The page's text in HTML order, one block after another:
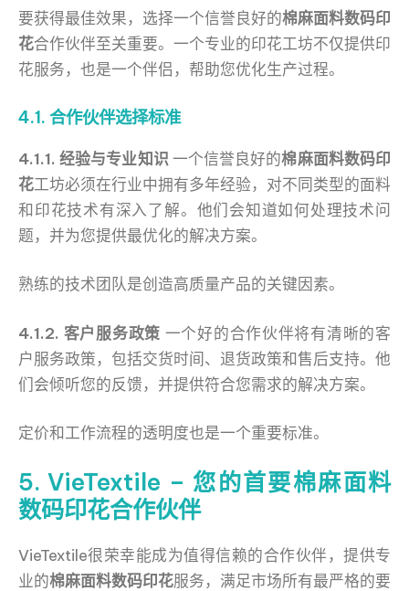
要获得最佳效果，选择一个信誉良好的棉麻面料数码印
花合作伙伴至关重要。一个专业的印花工坊不仅提供印
花服务，也是一个伴侣，帮助您优化生产过程。
4.1. 合作伙伴选择标准
4.1.1. 经验与专业知识 一个信誉良好的棉麻面料数码印
花工坊必须在行业中拥有多年经验，对不同类型的面料
和印花技术有深入了解。他们会知道如何处理技术问
题，并为您提供最优化的解决方案。
熟练的技术团队是创造高质量产品的关键因素。
4.1.2. 客户服务政策 一个好的合作伙伴将有清晰的客
户服务政策，包括交货时间、退货政策和售后支持。他
们会倾听您的反馈，并提供符合您需求的解决方案。
定价和工作流程的透明度也是一个重要标准。
5. VieTextile – 您的首要棉麻面料
数码印花合作伙伴
VieTextile很荣幸能成为值得信赖的合作伙伴，提供专
业的棉麻面料数码印花服务，满足市场所有最严格的要